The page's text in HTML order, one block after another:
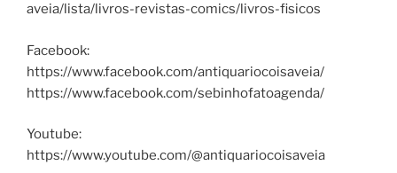
aveia/lista/livros-revistas-comics/livros-fisicos
Facebook:
https://www.facebook.com/antiquariocoisaveia/
https://www.facebook.com/sebinhofatoagenda/
Youtube:
https://www.youtube.com/@antiquariocoisaveia